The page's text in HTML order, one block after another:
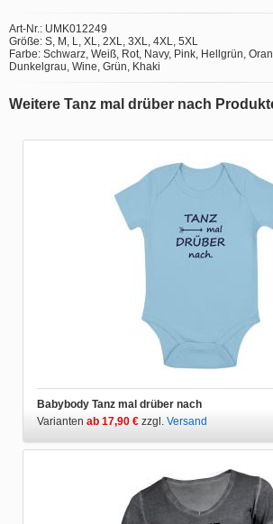
Art-Nr.: UMK012249
Größe: S, M, L, XL, 2XL, 3XL, 4XL, 5XL
Farbe: Schwarz, Weiß, Rot, Navy, Pink, Hellgrün,
Dunkelgrau, Wine, Grün, Khaki
Weitere Tanz mal drüber nach
Babybody Tanz mal drüber nach
Varianten ab 17,90 € zzgl. Versand